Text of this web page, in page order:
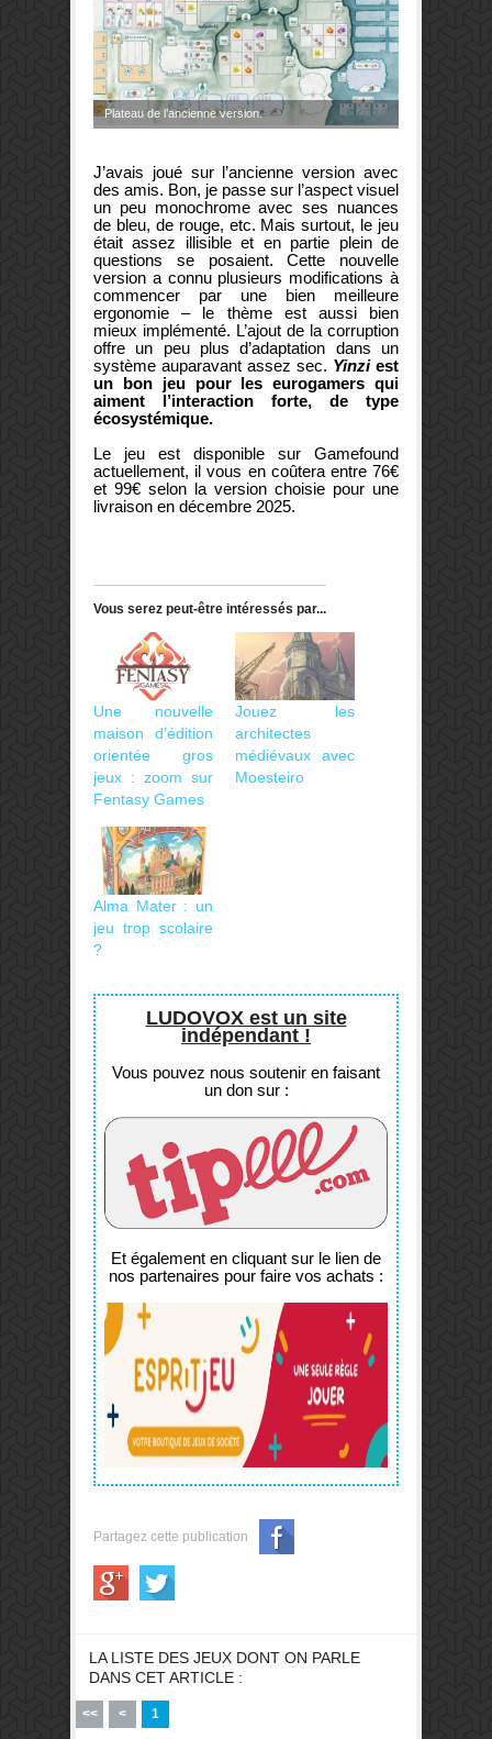
Plateau de l’ancienne version.
J’avais joué sur l’ancienne version avec
des amis. Bon, je passe sur l’aspect visuel
un peu monochrome avec ses nuances
de bleu, de rouge, etc. Mais surtout, le jeu
était assez illisible et en partie plein de
questions se posaient. Cette nouvelle
version a connu plusieurs modifications à
commencer par une bien meilleure
ergonomie – le thème est aussi bien
mieux implémenté. L’ajout de la corruption
offre un peu plus d’adaptation dans un
système auparavant assez sec. Yinziest
un bon jeu pour les eurogamers qui
aiment l’interaction forte, de type
écosystémique.
Le jeu est disponible sur Gamefound
actuellement, il vous en coûtera entre 76€
et 99€ selon la version choisie pour une
livraison en décembre 2025.
Vous serez peut-être intéressés par...
Une nouvelle
maison d’édition
orientée gros
jeux : zoom sur
Fentasy Games
Jouez les
architectes
médiévaux avec
Moesteiro
Alma Mater : un
jeu trop scolaire
?
LUDOVOX est un site
indépendant !
Vous pouvez nous soutenir en faisant
un don sur :
Et également en cliquant sur le lien de
nos partenaires pour faire vos achats :
Partagez cette publication
LA LISTE DES JEUX DONT ON PARLE
DANS CET ARTICLE :
<< < 1